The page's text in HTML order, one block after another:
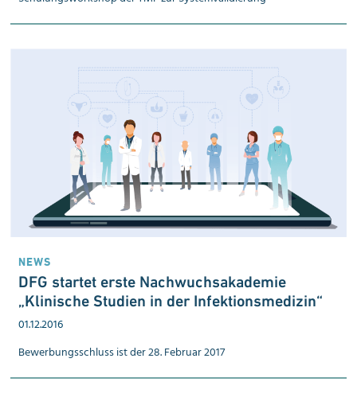
NEWS
DFG startet erste Nach­wuchs­akademie
„Klinische Studien in der Infektions­medizin“
01.12.2016
Bewerbungsschluss ist der 28. Februar 2017